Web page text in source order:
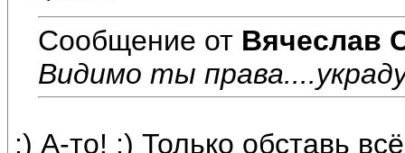
Сообщение от Вячеслав
Видимо ты
:) А-то! ;) Только обставь